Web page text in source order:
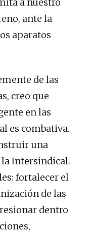
ante la
aparatos
de las
creo que
en las
es combativa.
una
Intersindical.
fortalecer el
de las
dentro